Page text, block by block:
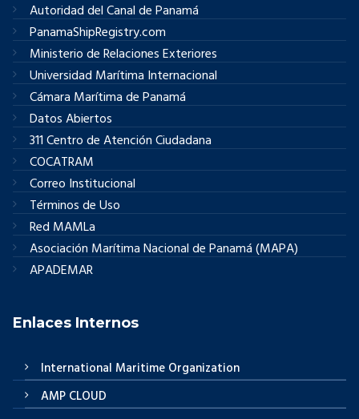
Autoridad del Canal de Panamá
PanamaShipRegistry.com
Ministerio de Relaciones Exteriores
Universidad Marítima Internacional
Cámara Marítima de Panamá
Datos Abiertos
311 Centro de Atención Ciudadana
COCATRAM
Correo Institucional
Términos de Uso
Red MAMLa
Asociación Marítima Nacional de Panamá (MAPA)
APADEMAR
Enlaces Internos
International Maritime Organization
AMP CLOUD